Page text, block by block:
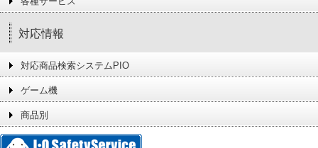
対応情報
対応商品検索システムPIO
ゲーム機
商品別